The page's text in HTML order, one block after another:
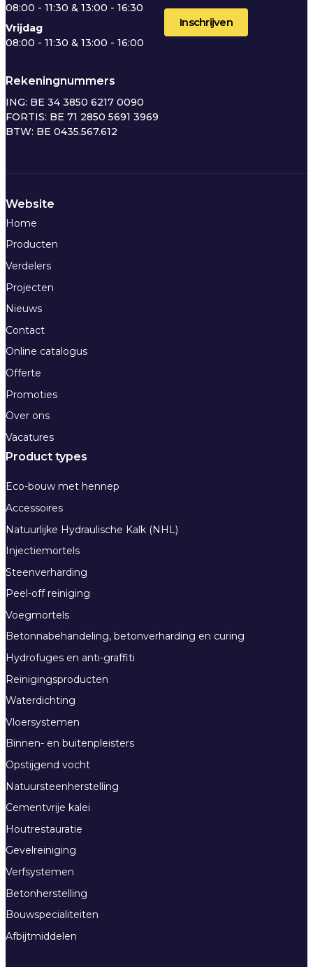
08:00 - 11:30 & 13:00 - 16:30
Vrijdag
08:00 - 11:30 & 13:00 - 16:00
Rekeningnummers
ING: BE 34 3850 6217 0090
FORTIS: BE 71 2850 5691 3969
BTW: BE 0435.567.612
Website
Home
Producten
Verdelers
Projecten
Nieuws
Contact
Online catalogus
Offerte
Promoties
Over ons
Vacatures
Product types
Eco-bouw met hennep
Accessoires
Natuurlijke Hydraulische Kalk (NHL)
Injectiemortels
Steenverharding
Peel-off reiniging
Voegmortels
Betonnabehandeling, betonverharding en curing
Hydrofuges en anti-graffiti
Reinigingsproducten
Waterdichting
Vloersystemen
Binnen- en buitenpleisters
Opstijgend vocht
Natuursteenherstelling
Cementvrije kalei
Houtrestauratie
Gevelreiniging
Verfsystemen
Betonherstelling
Bouwspecialiteiten
Afbijtmiddelen